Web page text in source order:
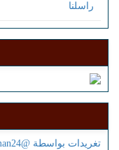
راسلنا
تغريدات بواسطة @solyman24